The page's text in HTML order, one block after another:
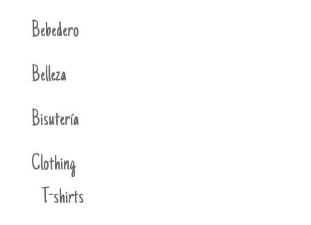
Bebedero
Belleza
Bisutería
Clothing
T-shirts